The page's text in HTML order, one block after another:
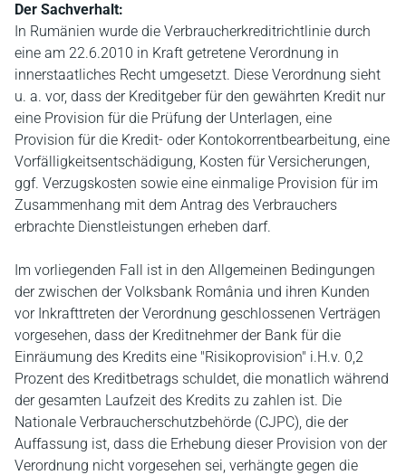
Der Sachverhalt:
In Rumänien wurde die Verbraucherkreditrichtlinie durch
eine am 22.6.2010 in Kraft getretene Verordnung in
innerstaatliches Recht umgesetzt. Diese Verordnung sieht
u. a. vor, dass der Kreditgeber für den gewährten Kredit nur
eine Provision für die Prüfung der Unterlagen, eine
Provision für die Kredit- oder Kontokorrentbearbeitung, eine
Vorfälligkeitsentschädigung, Kosten für Versicherungen,
ggf. Verzugskosten sowie eine einmalige Provision für im
Zusammenhang mit dem Antrag des Verbrauchers
erbrachte Dienstleistungen erheben darf.
Im vorliegenden Fall ist in den Allgemeinen Bedingungen
der zwischen der Volksbank România und ihren Kunden
vor Inkrafttreten der Verordnung geschlossenen Verträgen
vorgesehen, dass der Kreditnehmer der Bank für die
Einräumung des Kredits eine "Risikoprovision" i.H.v. 0,2
Prozent des Kreditbetrags schuldet, die monatlich während
der gesamten Laufzeit des Kredits zu zahlen ist. Die
Nationale Verbraucherschutzbehörde (CJPC), die der
Auffassung ist, dass die Erhebung dieser Provision von der
Verordnung nicht vorgesehen sei, verhängte gegen die